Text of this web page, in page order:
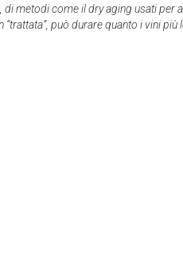
metodi come il dry aging usati per
può durare quanto i vini